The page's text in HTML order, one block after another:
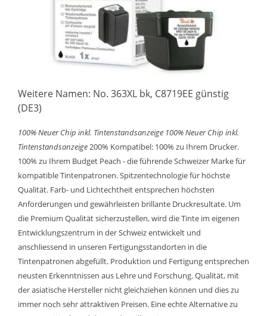
Weitere Namen: No. 363XL bk, C8719EE günstig
(DE3)
100% Neuer Chip inkl. Tintenstandsanzeige 100% Neuer Chip inkl.
Tintenstandsanzeige200% Kompatibel: 100% zu Ihrem Drucker.
100% zu Ihrem Budget Peach - die führende Schweizer Marke für
kompatible Tintenpatronen. Spitzentechnologie für höchste
Qualität. Farb- und Lichtechtheit entsprechen höchsten
Anforderungen und gewährleisten brillante Druckresultate. Um
die Premium Qualität sicherzustellen, wird die Tinte im eigenen
Entwicklungszentrum in der Schweiz entwickelt und
anschliessend in unseren Fertigungsstandorten in die
Tintenpatronen abgefüllt. Produktion und Fertigung entsprechen
neusten Erkenntnissen aus Lehre und Forschung. Qualität, mit
der asiatische Hersteller nicht gleichziehen können und dies zu
immer noch sehr attraktiven Preisen. Eine echte Alternative zu